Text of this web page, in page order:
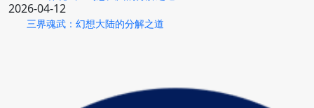
2026-04-12
三界魂武：幻想大陆的分解之道